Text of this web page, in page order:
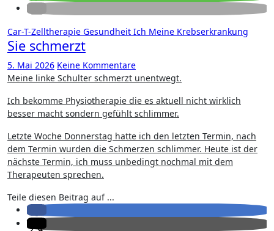
Car-T-Zelltherapie Gesundheit Ich Meine Krebserkrankung
Sie schmerzt
5. Mai 2026 Keine Kommentare
Meine linke Schulter schmerzt unentwegt.
Ich bekomme Physiotherapie die es aktuell nicht wirklich
besser macht sondern gefühlt schlimmer.
Letzte Woche Donnerstag hatte ich den letzten Termin, nach
dem Termin wurden die Schmerzen schlimmer. Heute ist der
nächste Termin, ich muss unbedingt nochmal mit dem
Therapeuten sprechen.
Teile diesen Beitrag auf ...